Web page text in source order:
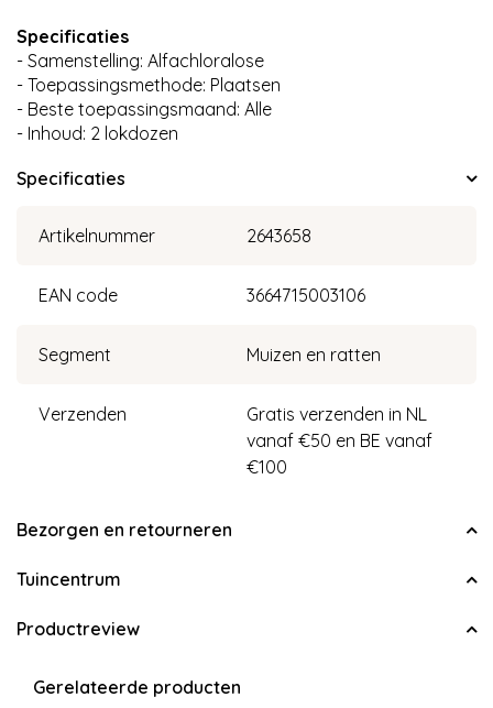
Specificaties
- Samenstelling: Alfachloralose
- Toepassingsmethode: Plaatsen
- Beste toepassingsmaand: Alle
- Inhoud: 2 lokdozen
Specificaties
Artikelnummer 2643658
EAN code 3664715003106
Segment Muizen en ratten
Verzenden
Gratis verzenden in NL
vanaf €50 en BE vanaf
€100
Bezorgen en retourneren
Tuincentrum
Productreview
Gerelateerde producten